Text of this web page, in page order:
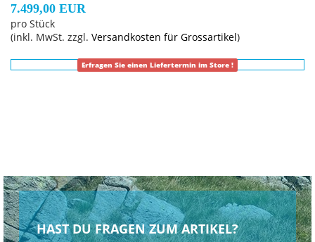
7.499,00 EUR
pro Stück
(inkl. MwSt. zzgl. Versandkosten für Grossartikel)
Erfragen Sie einen Liefertermin im Store !
HAST DU FRAGEN ZUM ARTIKEL?